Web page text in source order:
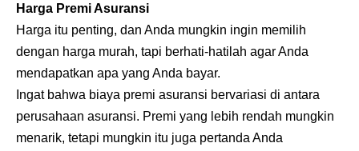
Harga Premi Asuransi
Harga itu penting, dan Anda mungkin ingin memilih
dengan harga murah, tapi berhati-hatilah agar Anda
mendapatkan apa yang Anda bayar.
Ingat bahwa biaya premi asuransi bervariasi di antara
perusahaan asuransi. Premi yang lebih rendah mungkin
menarik, tetapi mungkin itu juga pertanda Anda